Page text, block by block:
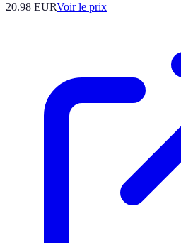
20.98 EURVoir le prix